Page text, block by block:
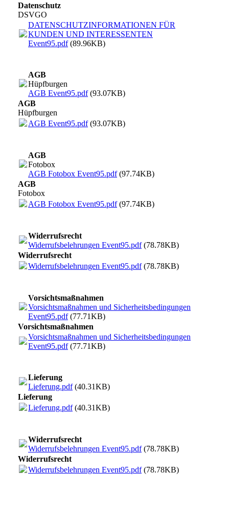
Datenschutz
DSVGO
DATENSCHUTZINFORMATIONEN FÜR
KUNDEN UND INTERESSENTEN
Event95.pdf(89.96KB)
AGB
Hüpfburgen
AGB Event95.pdf(93.07KB)
AGB
Hüpfburgen
AGB Event95.pdf(93.07KB)
AGB
Fotobox
AGB Fotobox Event95.pdf(97.74KB)
AGB
Fotobox
AGB Fotobox Event95.pdf(97.74KB)
Widerrufsrecht
Widerrufsbelehrungen Event95.pdf(78.78KB)
Widerrufsrecht
Widerrufsbelehrungen Event95.pdf(78.78KB)
Vorsichtsmaßnahmen
Vorsichtsmaßnahmen und Sicherheitsbedingungen
Event95.pdf(77.71KB)
Vorsichtsmaßnahmen
Vorsichtsmaßnahmen und Sicherheitsbedingungen
Event95.pdf(77.71KB)
Lieferung
Lieferung.pdf(40.31KB)
Lieferung
Lieferung.pdf(40.31KB)
Widerrufsrecht
Widerrufsbelehrungen Event95.pdf(78.78KB)
Widerrufsrecht
Widerrufsbelehrungen Event95.pdf(78.78KB)